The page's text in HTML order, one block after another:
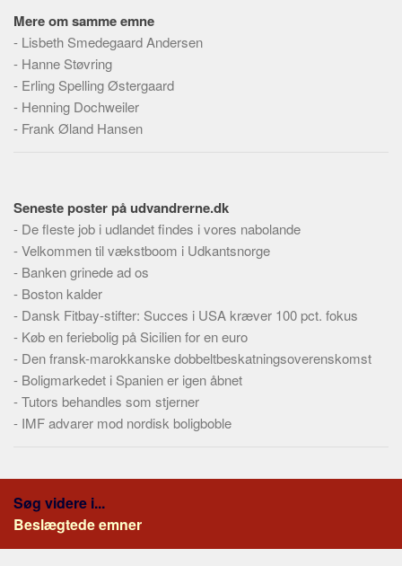
Bannere
Hjælp
Mere om samme emne
- Lisbeth Smedegaard Andersen
- Hanne Støvring
- Erling Spelling Østergaard
- Henning Dochweiler
- Frank Øland Hansen
Seneste poster på udvandrerne.dk
- De fleste job i udlandet findes i vores nabolande
-Velkommen til vækstboom i Udkantsnorge
- Banken grinede ad os
- Boston kalder
- Dansk Fitbay-stifter: Succes i USA kræver 100 pct. fokus
- Køb en feriebolig på Sicilien for en euro
- Den fransk-marokkanske dobbeltbeskatningsoverenskomst
- Boligmarkedet i Spanien er igen åbnet
-Tutors behandles som stjerner
- IMF advarer mod nordisk boligboble
Søg videre i...
Beslægtede emner